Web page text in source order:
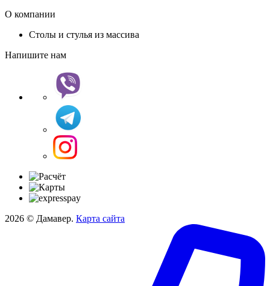
О компании
Столы и стулья из массива
Напишите нам
2026 © Дамавер. Карта сайта